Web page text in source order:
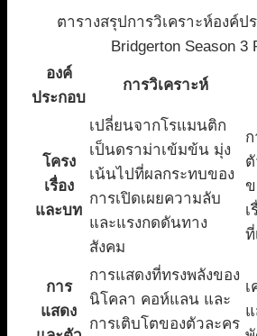
ตารางสรุปการวิเคราะห์องค์ป
Bridgerton Season 3
องค์
ประกอบ
การวิเคราะห์
โครง
เรื่อง
และบท
เปลี่ยนจากโรแมนติก
เป็นดราม่าเข้มข้น มุ่ง
เน้นไปที่ผลกระทบของ
การเปิดเผยความลับ
และแรงกดดันทาง
สังคม
การ
แสดง
การแสดงที่ทรงพลังของ
นิโคลา คอห์แลน และ
การเติบโตของตัวละคร